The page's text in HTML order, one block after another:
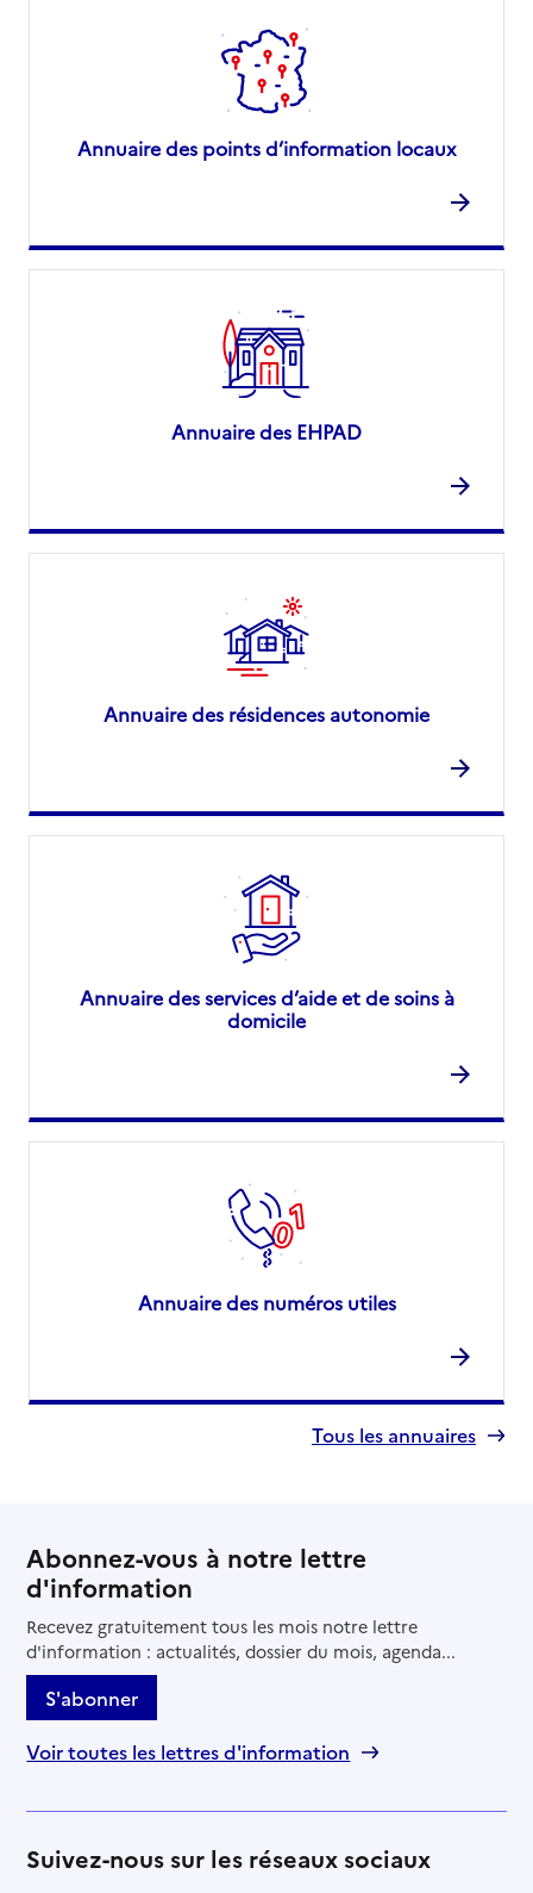
Annuaire des points d’information locaux
Annuaire des EHPAD
Annuaire des résidences autonomie
Annuaire des services d’aide et de soins à
domicile
Annuaire des numéros utiles
Tous les annuaires
Abonnez-vous à notre lettre
d'information
Recevez gratuitement tous les mois notre lettre
d'information : actualités, dossier du mois, agenda...
S'abonner
Voir toutes les lettres d'information
Suivez-nous sur les réseaux sociaux